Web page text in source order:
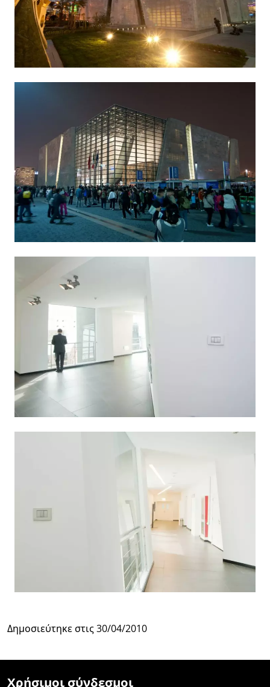
Δημοσιεύτηκε στις30/04/2010
Χρήσιμοι σύνδεσμοι